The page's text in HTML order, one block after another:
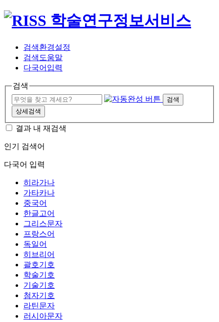
검색환경설정
검색도움말
다국어입력
검색
검색
상세검색
결과 내 재검색
인기 검색어
다국어 입력
히라가나
가타카나
중국어
한글고어
그리스문자
프랑스어
독일어
히브리어
괄호기호
학술기호
기술기호
첨자기호
라틴문자
러시아문자